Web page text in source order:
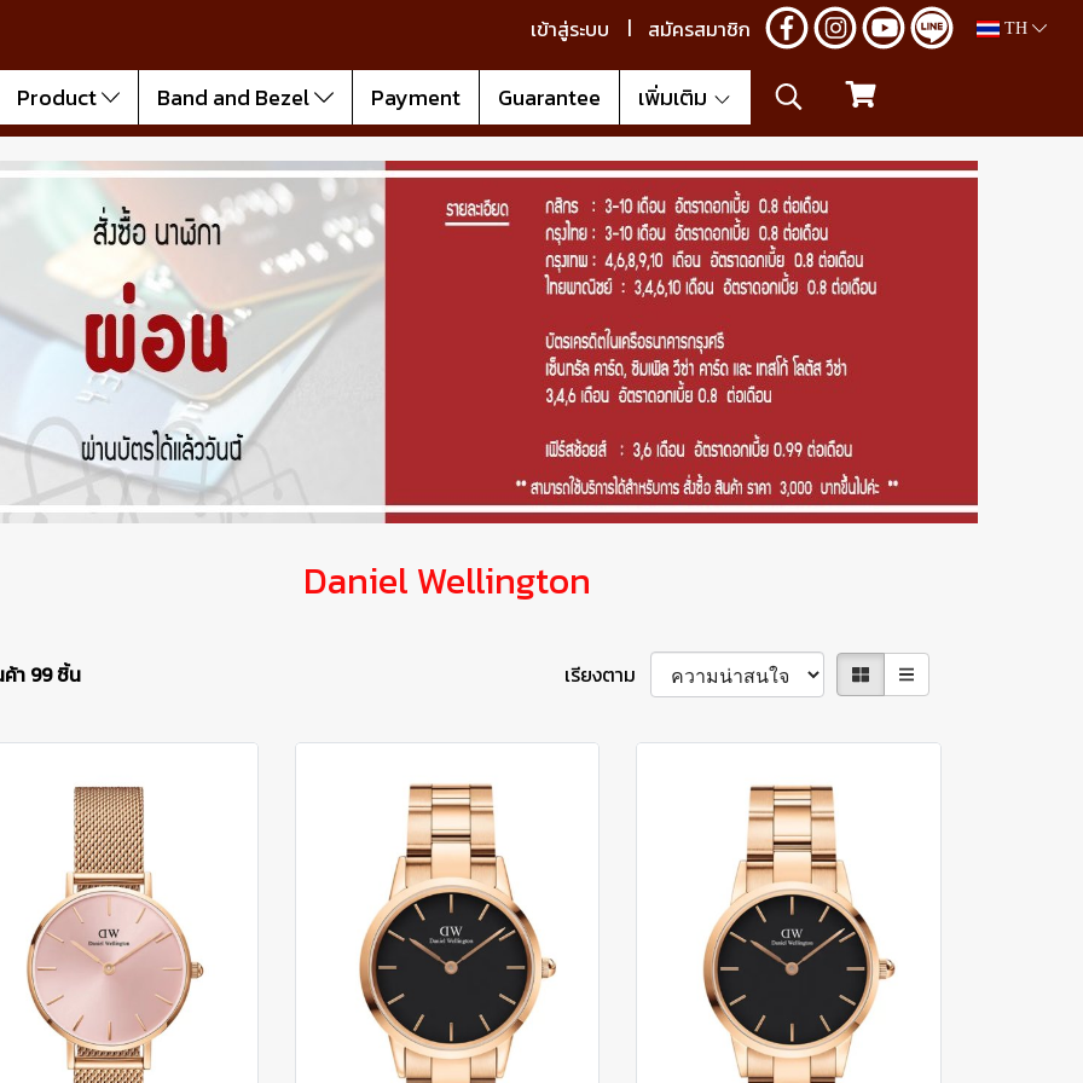
เข้าสู่ระบบ สมัครสมาชิก TH
Product Band and Bezel Payment Guarantee เพิ่มเติม
Daniel Wellington
า 99 ชิ้น เรียงตาม